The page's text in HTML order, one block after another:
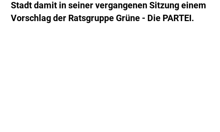
Stadt damit in seiner vergangenen Sitzung einem
Vorschlag der Ratsgruppe Grüne - Die PARTEI.